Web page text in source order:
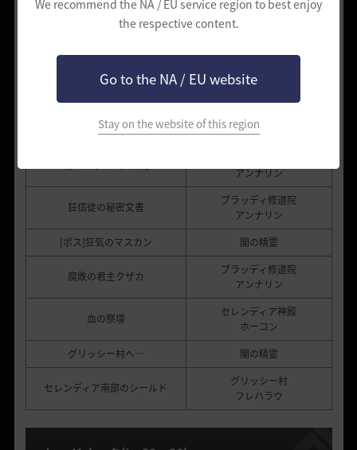
We recommend the NA / EU service region to best enjoy
the respective content.
Go to the NA / EU website
Stay on the website of this region
狂信者の住民を拉致しているとします。
依頼名 開始NPC
指令書奪い
アンナリン
アンナリン
狂信徒の秘密文書
ブラッディ修道院
アンナリン
[ボス]狂気のマスカン
闇の精霊
腐敗の君主クザカ
ブラッディ修道院
アンナリン
血の祭壇
セレンディア神殿
ホーコン
グリッシー村へ…
闇の精霊
セレンディア南部のシールド
グリッシー村
フレハラウ